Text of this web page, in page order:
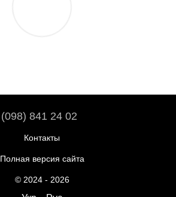
(098) 841 24 02
Контакты
Полная версия сайта
© 2024 - 2026